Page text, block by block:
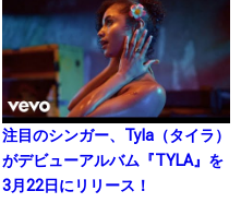
注目のシンガー、Tyla（タイラ）
がデビューアルバム『TYLA』を
3月22日にリリース！